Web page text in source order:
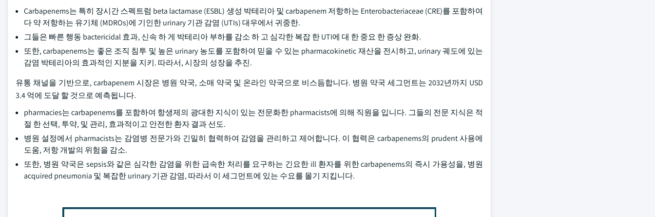
Carbapenems는 특히 장시간 스펙트럼 beta lactamase (ESBL) 생성 박테리아 및 carbapenem 저항하는 Enterobacteriaceae (CRE)를 포함하여
다 약 저항하는 유기체 (MDROs)에 기인한 urinary 기관 감염 (UTIs) 대우에서 귀중한.
그들은 빠른 행동 bactericidal 효과, 신속 하 게 박테리아 부하를 감소 하 고 심각한 복잡 한 UTI에 대 한 중요 한 증상 완화.
또한, carbapenems는 좋은 조직 침투 및 높은 urinary 농도를 포함하여 믿을 수 있는 pharmacokinetic 재산을 전시하고, urinary 궤도에 있는
감염 박테리아의 효과적인 지분을 지키. 따라서, 시장의 성장을 추진.
유통 채널을 기반으로, carbapenem 시장은 병원 약국, 소매 약국 및 온라인 약국으로 비스듬합니다. 병원 약국 세그먼트는 2032년까지 USD
3.4 억에 도달 할 것으로 예측됩니다.
pharmacies는 carbapenems를 포함하여 항생제의 광대한 지식이 있는 전문화한 pharmacists에 의해 직원을 입니다. 그들의 전문 지식은 적
절 한 선택, 투약, 및 관리, 효과적이고 안전한 환자 결과 선도.
병원 설정에서 pharmacists는 감염병 전문가와 긴밀히 협력하여 감염을 관리하고 제어합니다. 이 협력은 carbapenems의 prudent 사용에
도움, 저항 개발의 위험을 감소.
또한, 병원 약국은 sepsis와 같은 심각한 감염을 위한 급속한 처리를 요구하는 긴요한 ill 환자를 위한 carbapenems의 즉시 가용성을, 병원
acquired pneumonia 및 복잡한 urinary 기관 감염, 따라서 이 세그먼트에 있는 수요를 몰기 지킵니다.